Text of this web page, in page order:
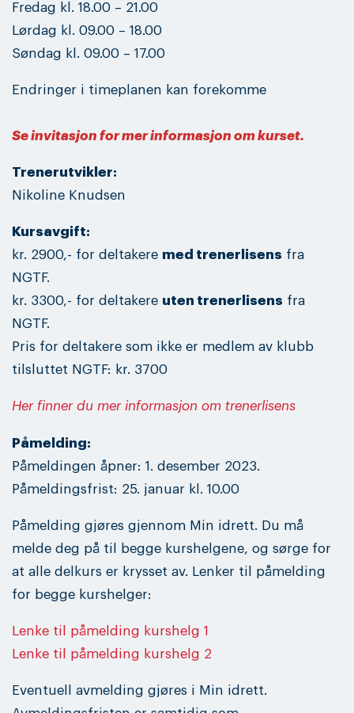
Fredag kl. 18.00 – 21.00
Lørdag kl. 09.00 – 18.00
Søndag kl. 09.00 – 17.00
Endringer i timeplanen kan forekomme
Se invitasjon for mer informasjon om kurset.
Trenerutvikler:
Nikoline Knudsen
Kursavgift:
kr. 2900,- for deltakere med trenerlisens fra
NGTF.
kr. 3300,- for deltakere uten trenerlisens fra
NGTF.
Pris for deltakere som ikke er medlem av klubb
tilsluttet NGTF: kr. 3700
Her finner du mer informasjon om trenerlisens
Påmelding:
Påmeldingen åpner: 1. desember 2023.
Påmeldingsfrist: 25. januar kl. 10.00
Påmelding gjøres gjennom Min idrett. Du må
melde deg på til begge kurshelgene, og sørge for
at alle delkurs er krysset av. Lenker til påmelding
for begge kurshelger:
Lenke til påmelding kurshelg 1
Lenke til påmelding kurshelg 2
Eventuell avmelding gjøres i Min idrett.